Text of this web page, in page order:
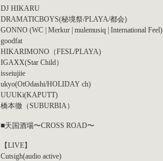
DJ HIKARU
DRAMATICBOYS(秘境祭/PLAYA/都会)
GONNO (WC | Merkur | mulemusiq | International Feel)
goodfat
HIKARIMONO（FESL/PLAYA)
IGAXX(Star Child）
isseiujiie
ukyo(OtOdashi/HOLIDAY ch)
UUUKi(KAPUTT)
橋本徹（SUBURBIA）
■天国酒場〜CROSS ROAD〜
【LIVE】
Cutsigh(audio active)